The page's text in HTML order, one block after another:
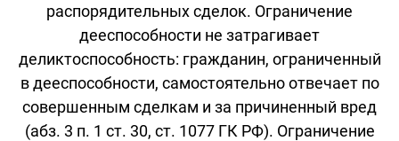
распорядительных сделок. Ограничение
дееспособности не затрагивает
деликтоспособность: гражданин, ограниченный
в дееспособности, самостоятельно отвечает по
совершенным сделкам и за причиненный вред
(абз. 3 п. 1 ст. 30, ст. 1077 ГК РФ). Ограничение